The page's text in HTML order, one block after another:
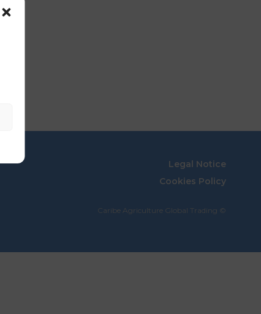
Legal Notice
Cookies Policy
Caribe Agriculture Global Trading ©